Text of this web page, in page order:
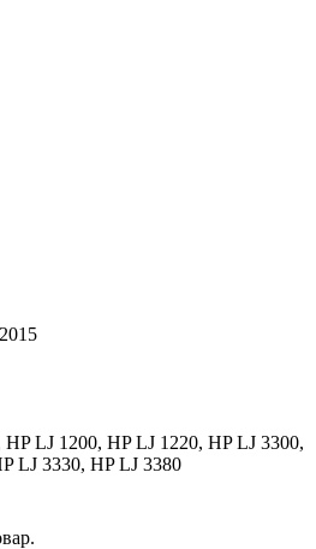
LJ 1200, HP LJ 1220, HP LJ 3300,
LJ 3330, HP LJ 3380